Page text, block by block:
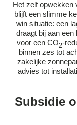
Het zelf opwekken
blijft een slimme
win situatie: een
draagt bij aan
voor een CO2-
binnen zes tot
zakelijke
advies tot
Subsidie